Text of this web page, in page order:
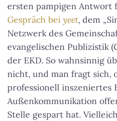
ersten pampigen Antwort
Gespräch bei yeet, dem
Netzwerk des
evangelischen Publizistik
der EKD. So wahnsinnig
nicht, und man fragt sich,
professionell inszeniertes
Außenkommunikation
Stelle gespart hat.